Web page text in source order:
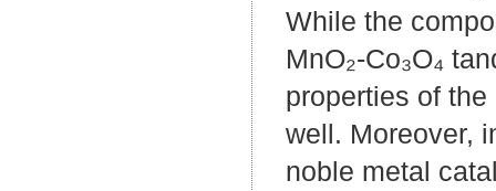
While the
MnO₂-Co₃O₄
properties of
well. Moreover,
noble metal